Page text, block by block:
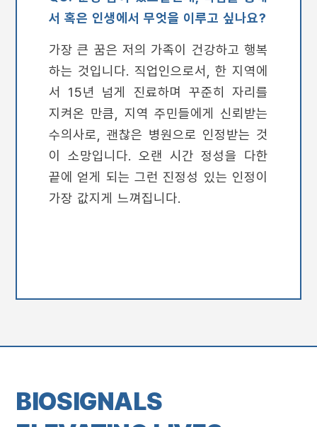
서 혹은 인생에서 무엇을 이루고 싶나요?
가장 큰 꿈은 저의 가족이 건강하고 행복
하는 것입니다. 직업인으로서, 한 지역에
서 15년 넘게 진료하며 꾸준히 자리를
지켜온 만큼, 지역 주민들에게 신뢰받는
수의사로, 괜찮은 병원으로 인정받는 것
이 소망입니다. 오랜 시간 정성을 다한
끝에 얻게 되는 그런 진정성 있는 인정이
가장 값지게 느껴집니다.
BIOSIGNALS